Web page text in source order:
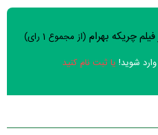
سوالات نظرسنجی ( 8 سوال)
فیلم چریکه بهرام (از مجموع 1 رای)
وارد شوید! یا ثبت نام کنید